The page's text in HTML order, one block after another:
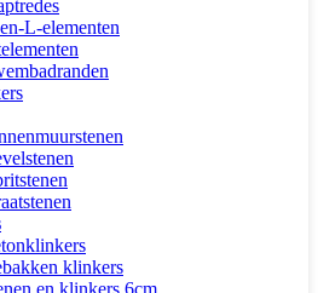
L-elementen
klinkers
en klinkers 6cm